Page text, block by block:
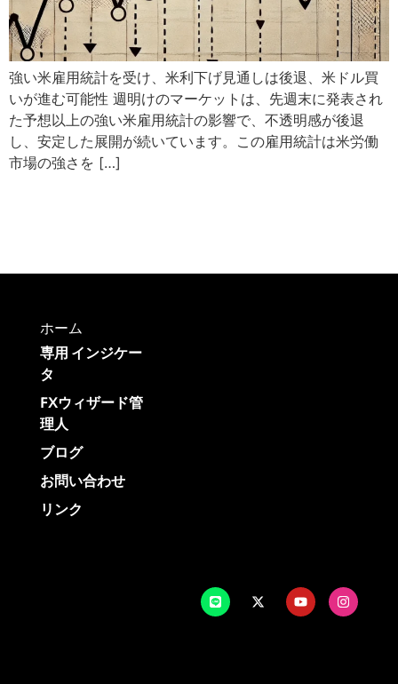
強い米雇用統計を受け、米利下げ見通しは後退、米ドル買
いが進む可能性 週明けのマーケットは、先週末に発表され
た予想以上の強い米雇用統計の影響で、不透明感が後退
し、安定した展開が続いています。この雇用統計は米労働
市場の強さを […]
ホーム
専用 インジケー
タ
FXウィザード管
理人
ブログ
お問い合わせ
リンク